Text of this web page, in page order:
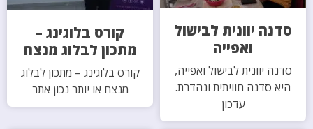
סדנה יוונית לבישול
ואפייה
סדנה יוונית לבישול ואפייה,
היא סדנה חוויתית ונהדרת.
עדכון
קורס בלוגינג –
מתכון לבלוג מנצח
קורס בלוגינג – מתכון לבלוג
מנצח או יותר נכון אתר